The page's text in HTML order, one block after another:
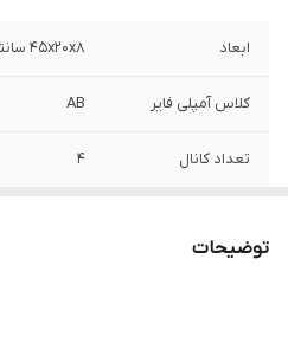
ابعاد 45x20x8 سانتی‌متر
کلاس آمپلی فایر AB
تعداد کانال 4
در مقاومت 4 اهم
توضیحات